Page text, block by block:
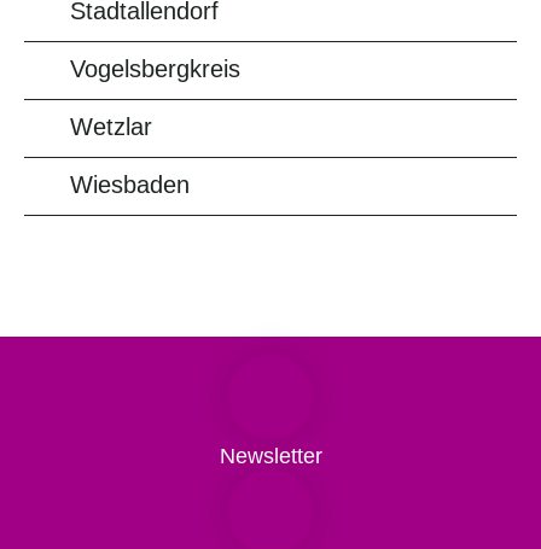
Stadtallendorf
Vogelsbergkreis
Wetzlar
Wiesbaden
Newsletter